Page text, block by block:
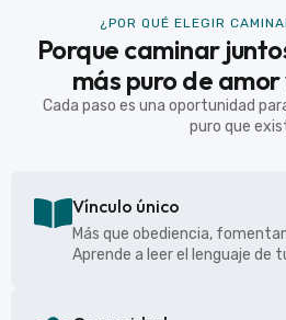
¿POR QUÉ ELEGIR
Porque caminar
más puro de
Cada paso es una oportunidad
puro que
Vínculo único
Más que obediencia,
Aprende a leer el lenguaje de